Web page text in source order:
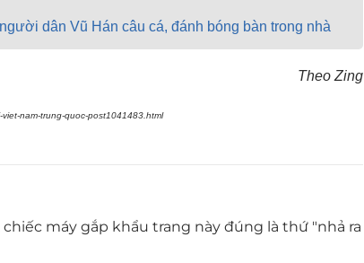
dân Vũ Hán câu cá, đánh bóng bàn trong nhà
Theo Zing
nam-trung-quoc-post1041483.html
máy gắp khẩu trang này đúng là thứ "nhả ra